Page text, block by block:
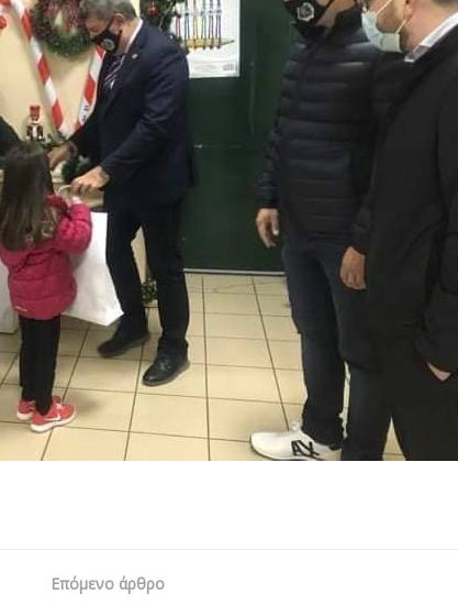
Επόμενο άρθρο